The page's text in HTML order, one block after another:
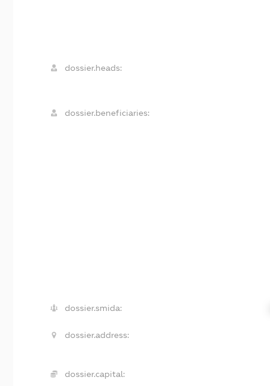
dossier.heads:
dossier.beneficiaries:
dossier.smida:
dossier.address:
dossier.capital: